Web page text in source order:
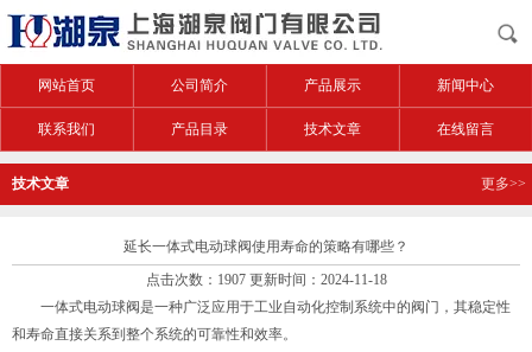
网站首页 公司简介 产品展示 新闻中心
联系我们 产品目录 技术文章 在线留言
技术文章 更多>>
延长一体式电动球阀使用寿命的策略有哪些？
点击次数：1907 更新时间：2024-11-18
一体式电动球阀是一种广泛应用于工业自动化控制系统中的阀门，其稳定性
和寿命直接关系到整个系统的可靠性和效率。